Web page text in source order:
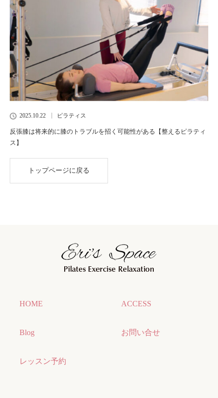
2025.10.22 ピラティス
反張膝は将来的に膝のトラブルを招く可能性がある【整えるピラティ
ス】
トップページに戻る
HOME ACCESS
Blog お問い合せ
レッスン予約